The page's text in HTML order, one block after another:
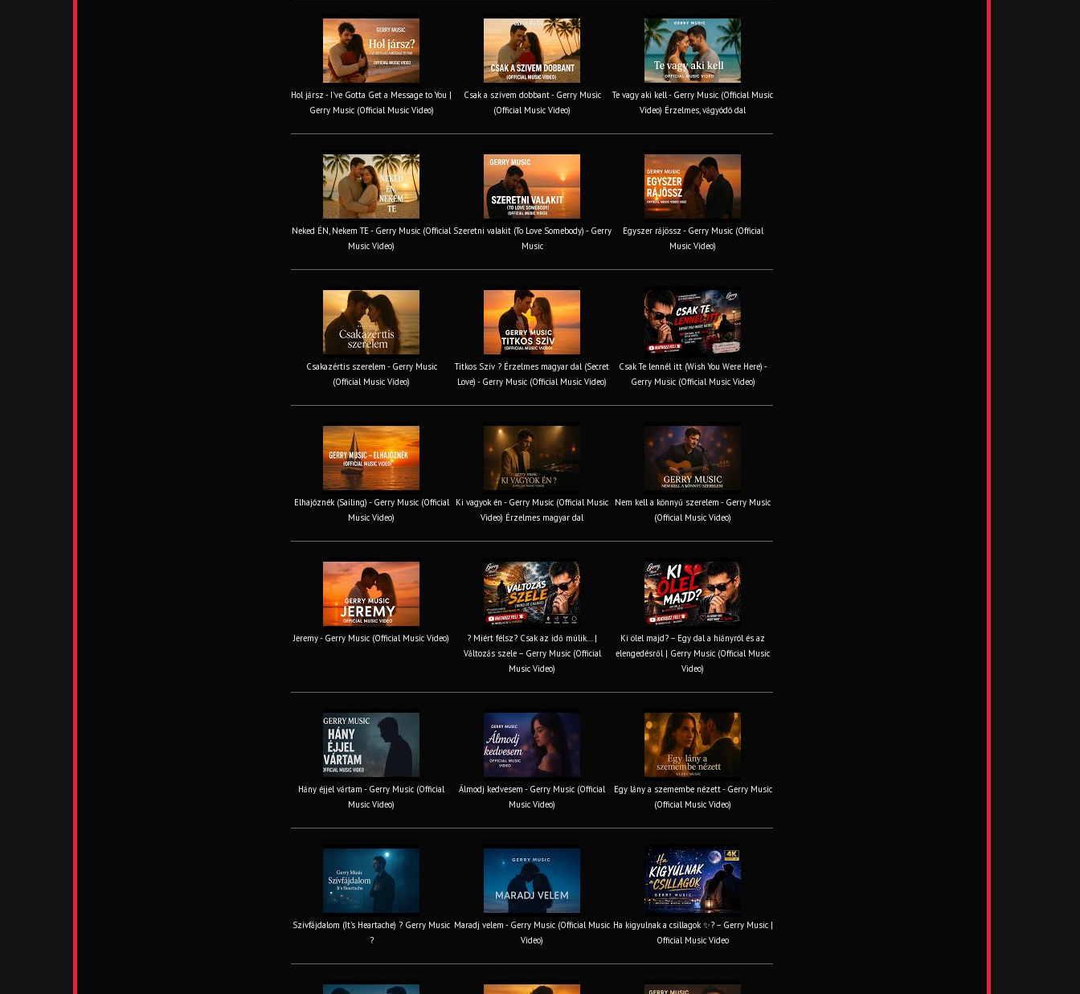
Hol jársz - I've Gotta Get a Message to You |
Gerry Music (Official Music Video)
Csak a szívem dobbant - Gerry Music
(Official Music Video)
Te vagy aki kell - Gerry Music (Official Music
Video) Érzelmes, vágyódó dal
Neked ÉN, Nekem TE - Gerry Music (Official
Music Video)
Szeretni valakit (To Love Somebody) - Gerry
Music
Egyszer rájössz - Gerry Music (Official
Music Video)
Csakazértis szerelem - Gerry Music
(Official Music Video)
Titkos Szív ? Érzelmes magyar dal (Secret
Love) - Gerry Music (Official Music Video)
Csak Te lennél itt (Wish You Were Here) -
Gerry Music (Official Music Video)
Elhajóznék (Sailing) - Gerry Music (Official
Music Video)
Ki vagyok én - Gerry Music (Official Music
Video) Érzelmes magyar dal
Nem kell a könnyű szerelem - Gerry Music
(Official Music Video)
Jeremy - Gerry Music (Official Music Video)
? Miért félsz? Csak az idő múlik… |
Változás szele – Gerry Music (Official
Music Video)
Ki ölel majd? – Egy dal a hiányról és az
elengedésről | Gerry Music (Official Music
Video)
Hány éjjel vártam - Gerry Music (Official
Music Video)
Álmodj kedvesem - Gerry Music (Official
Music Video)
Egy lány a szemembe nézett - Gerry Music
(Official Music Video)
Szívfájdalom (It’s Heartache) ? Gerry Music
?
Maradj velem - Gerry Music (Official Music
Video)
Ha kigyulnak a csillagok ✨? – Gerry Music |
Official Music Video